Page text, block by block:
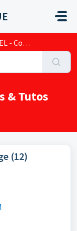
techniques
& Tutos
(12)